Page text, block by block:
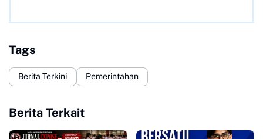
Tags
Berita Terkini Pemerintahan
Berita Terkait